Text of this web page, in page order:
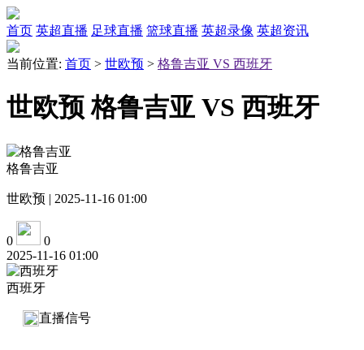
首页 英超直播 足球直播 篮球直播 英超录像 英超资讯
当前位置: 首页 > 世欧预 > 格鲁吉亚 VS 西班牙
世欧预 格鲁吉亚 VS 西班牙
格鲁吉亚
世欧预 | 2025-11-16 01:00
0
0
2025-11-16 01:00
西班牙
直播信号